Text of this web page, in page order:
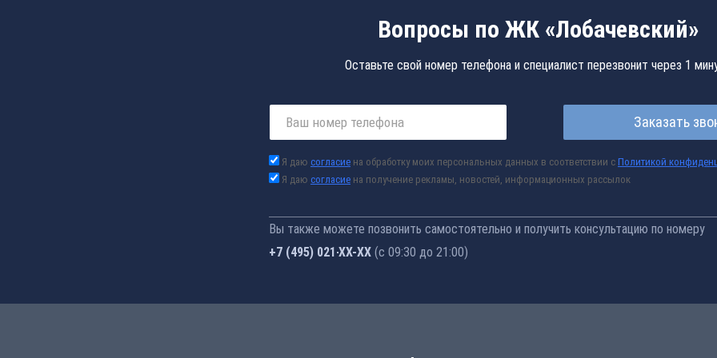
Вопросы по ЖК «Лобачевский»
Оставьте свой номер телефона и специалист перезвонит через 1
Заказать
Я даю согласие на обработку моих персональных данных в соответствии с Политикой
Я даю согласие на получение рекламы, новостей, информационных рассылок
Вы также можете позвонить самостоятельно и получить консультацию по номеру
+7 (495) 021-41-76 (с 09:30 до 21:00)